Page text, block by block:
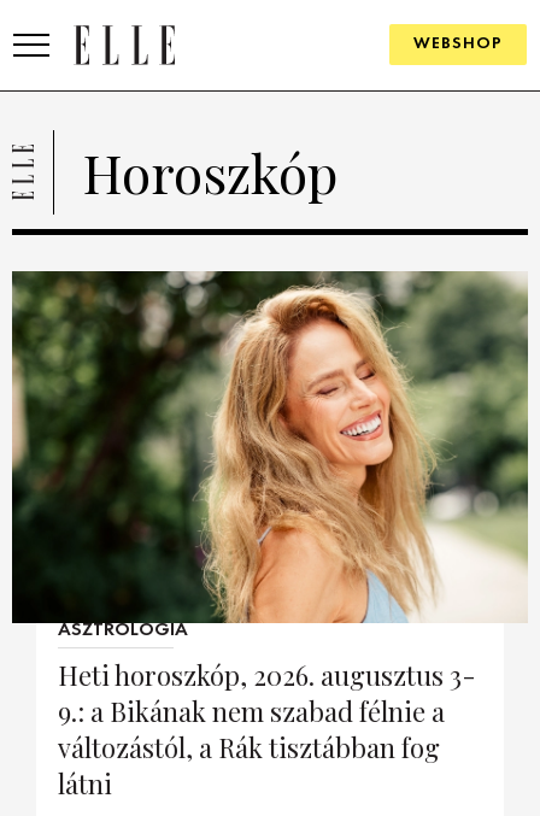
WEBSHOP
ELLE DIGITAL
GOURMET AWARDS
SZÉPSÉG
KULTÚRA
PSZICHÉ
ÉLETMÓD
PÁRKAPCSOLAT
Hírek
Trendek
Ötletek
HOROSZKÓP
BUSINESS
Horoszkóp
Heti horoszkóp, 2026. augusztus 3-
9.: a Bikának nem szabad félnie a
változástól, a Rák tisztábban fog
látni
2026. augusztus 02.
ASZTROLÓGIA